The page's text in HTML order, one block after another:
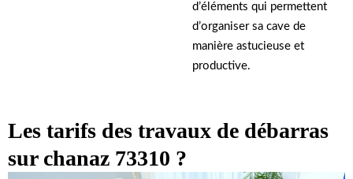
d’éléments qui permettent
d’organiser sa cave de
manière astucieuse et
productive.
Les tarifs des travaux de débarras
sur chanaz 73310 ?